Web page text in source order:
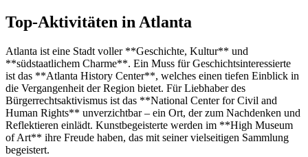
Top-Aktivitäten in Atlanta
Atlanta ist eine Stadt voller **Geschichte, Kultur** und
**südstaatlichem Charme**. Ein Muss für Geschichtsinteressierte
ist das **Atlanta History Center**, welches einen tiefen Einblick in
die Vergangenheit der Region bietet. Für Liebhaber des
Bürgerrechtsaktivismus ist das **National Center for Civil and
Human Rights** unverzichtbar – ein Ort, der zum Nachdenken und
Reflektieren einlädt. Kunstbegeisterte werden im **High Museum
of Art** ihre Freude haben, das mit seiner vielseitigen Sammlung
begeistert.